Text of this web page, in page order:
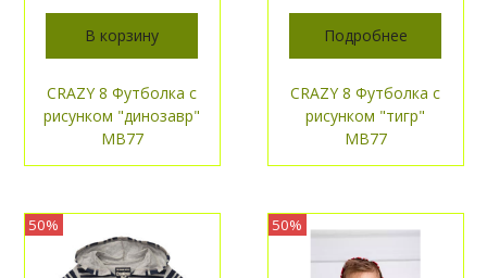
В корзину
CRAZY 8 Футболка с
рисунком "динозавр"
МВ77
Подробнее
CRAZY 8 Футболка с
рисунком "тигр"
МВ77
50% 50%